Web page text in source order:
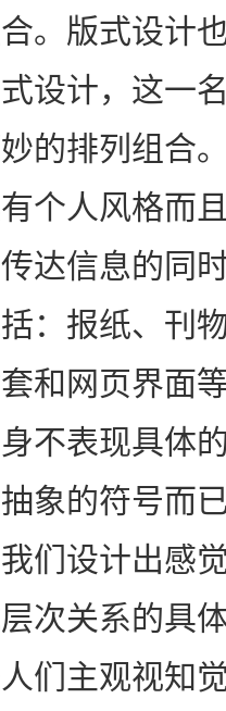
。版式设计
设计，这一
的排列组合
个人风格而
达信息的同
：报纸、刊
和网页界面
不表现具体
象的符号而
们设计出感
次关系的具
们主观视知